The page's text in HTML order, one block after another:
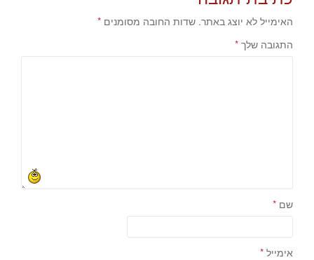
האימייל לא יוצג באתר. שדות החובה מסומנים *
התגובה שלך *
שם *
אימייל *